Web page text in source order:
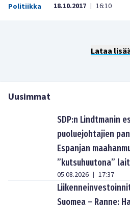
Politiikka 18.10.2017 | 16:10
Lataa
Uusimmat
SDP:n Lindtmanin
puoluejohtajien
Espanjan
”kutsuhuutona”
05.08.2026 | 17:37
Suomea – Ranne: